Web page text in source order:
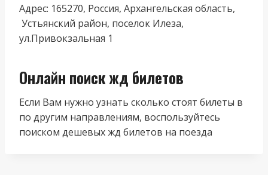
Адрес: 165270, Россия, Архангельская область,
Устьянский район, поселок Илеза,
ул.Привокзальная 1
Онлайн поиск жд билетов
Если Вам нужно узнать сколько стоят билеты в
по другим направлениям, воспользуйтесь
поиском дешевых жд билетов на поезда